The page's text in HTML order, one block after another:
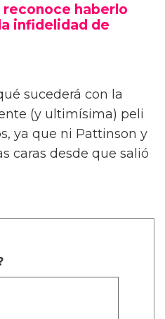
haberlo
infidelidad de
sucederá con la
(y ultimísima) peli
ya que ni Pattinson y
caras desde que salió